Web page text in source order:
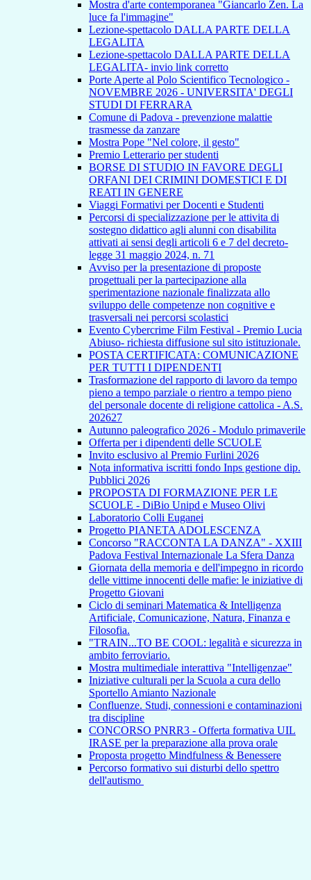
Mostra d'arte contemporanea "Giancarlo Zen. La
luce fa l'immagine"
Lezione-spettacolo DALLA PARTE DELLA
LEGALITA
Lezione-spettacolo DALLA PARTE DELLA
LEGALITA- invio link corretto
Porte Aperte al Polo Scientifico Tecnologico -
NOVEMBRE 2026 - UNIVERSITA' DEGLI
STUDI DI FERRARA
Comune di Padova - prevenzione malattie
trasmesse da zanzare
Mostra Pope "Nel colore, il gesto"
Premio Letterario per studenti
BORSE DI STUDIO IN FAVORE DEGLI
ORFANI DEI CRIMINI DOMESTICI E DI
REATI IN GENERE
Viaggi Formativi per Docenti e Studenti
Percorsi di specializzazione per le attivita di
sostegno didattico agli alunni con disabilita
attivati ai sensi degli articoli 6 e 7 del decreto-
legge 31 maggio 2024, n. 71
Avviso per la presentazione di proposte
progettuali per la partecipazione alla
sperimentazione nazionale finalizzata allo
sviluppo delle competenze non cognitive e
trasversali nei percorsi scolastici
Evento Cybercrime Film Festival - Premio Lucia
Abiuso- richiesta diffusione sul sito istituzionale.
POSTA CERTIFICATA: COMUNICAZIONE
PER TUTTI I DIPENDENTI
Trasformazione del rapporto di lavoro da tempo
pieno a tempo parziale o rientro a tempo pieno
del personale docente di religione cattolica - A.S.
202627
Autunno paleografico 2026 - Modulo primaverile
Offerta per i dipendenti delle SCUOLE
Invito esclusivo al Premio Furlini 2026
Nota informativa iscritti fondo Inps gestione dip.
Pubblici 2026
PROPOSTA DI FORMAZIONE PER LE
SCUOLE - DiBio Unipd e Museo Olivi
Laboratorio Colli Euganei
Progetto PIANETA ADOLESCENZA
Concorso "RACCONTA LA DANZA" - XXIII
Padova Festival Internazionale La Sfera Danza
Giornata della memoria e dell'impegno in ricordo
delle vittime innocenti delle mafie: le iniziative di
Progetto Giovani
Ciclo di seminari Matematica & Intelligenza
Artificiale, Comunicazione, Natura, Finanza e
Filosofia.
"TRAIN...TO BE COOL: legalità e sicurezza in
ambito ferroviario.
Mostra multimediale interattiva "Intelligenzae"
Iniziative culturali per la Scuola a cura dello
Sportello Amianto Nazionale
Confluenze. Studi, connessioni e contaminazioni
tra discipline
CONCORSO PNRR3 - Offerta formativa UIL
IRASE per la preparazione alla prova orale
Proposta progetto Mindfulness & Benessere
Percorso formativo sui disturbi dello spettro
dell'autismo